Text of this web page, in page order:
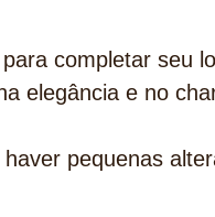
completar seu
elegância e no
pequenas